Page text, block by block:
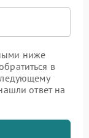
ниже
в
ответ на